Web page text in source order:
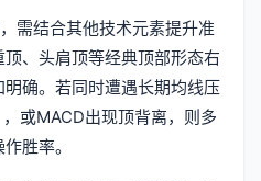
需结合其他技术元素提升准
、头肩顶等经典顶部形态右
确。若同时遭遇长期均线压
，或MACD出现顶背离，则多
胜率。